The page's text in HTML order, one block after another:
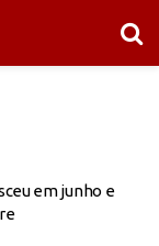
em junho e